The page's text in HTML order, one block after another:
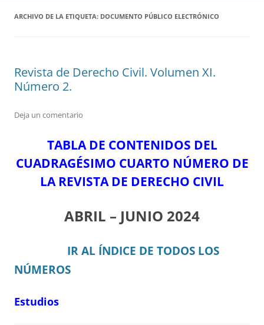
ARCHIVO DE LA ETIQUETA: DOCUMENTO PÚBLICO ELECTRÓNICO
Revista de Derecho Civil. Volumen XI.
Número 2.
Deja un comentario
TABLA DE CONTENIDOS DEL
CUADRAGÉSIMO CUARTO NÚMERO DE
LA REVISTA DE DERECHO CIVIL
ABRIL – JUNIO 2024
IR AL ÍNDICE DE TODOS LOS
NÚMEROS
Estudios